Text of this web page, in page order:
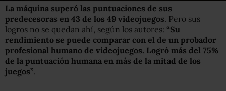
La máquina superó las puntuaciones de sus
predecesoras en 43 de los 49 videojuegos. Pero sus
logros no se quedan ahí, según los autores: “Su
rendimiento se puede comparar con el de un probador
profesional humano de videojuegos. Logró más del 75%
de la puntuación humana en más de la mitad de los
juegos”.